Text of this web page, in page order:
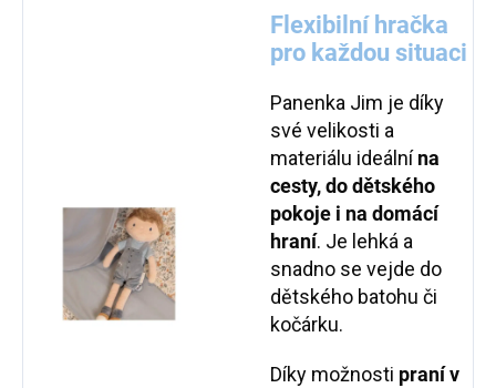
Flexibilní hračka
pro každou situaci
Panenka Jim je díky
své velikosti a
materiálu ideálnína
cesty, do dětského
pokoje i na domácí
hraní. Je lehká a
snadno se vejde do
dětského batohu či
kočárku.
Díky možnosti praní v